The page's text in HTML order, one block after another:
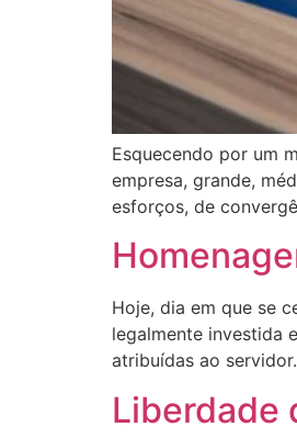
Esquecendo por um
empresa, grande,
esforços, de
Hoje, dia em que se
legalmente investida
atribuídas ao servidor.
Liberdade